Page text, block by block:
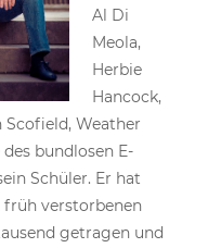
Al Di
Meola,
Herbie
Hancock,
Scofield, Weather
bundlosen E-
Schüler. Er hat
früh verstorbenen
getragen und